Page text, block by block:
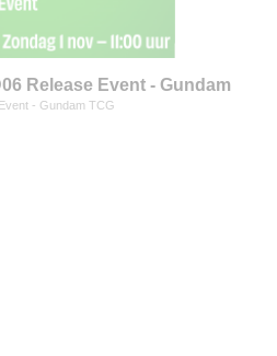
Release Event - Gundam
- Gundam TCG